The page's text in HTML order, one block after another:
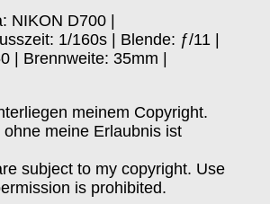
NIKON D700 |
1/160s | Blende: ƒ/11 |
| Brennweite: 35mm |
meinem Copyright.
ohne meine Erlaubnis ist
subject to my copyright. Use
is prohibited.